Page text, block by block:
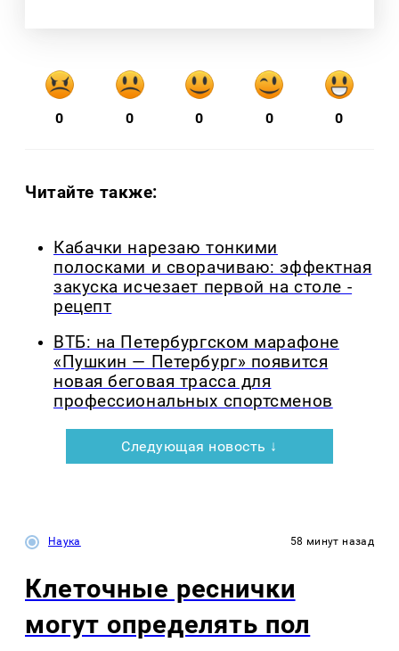
0 0 0 0 0
Читайте также:
Кабачки нарезаю тонкими
полосками и сворачиваю: эффектная
закуска исчезает первой на столе -
рецепт
ВТБ: на Петербургском марафоне
«Пушкин — Петербург» появится
новая беговая трасса для
профессиональных спортсменов
Следующая новость ↓
Наука 58 минут назад
Клеточные реснички
могут определять пол